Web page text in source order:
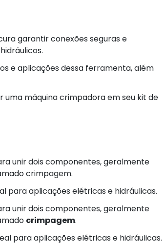
garantir conexões seguras e
e aplicações dessa ferramenta, além
máquina crimpadora em seu kit de
unir dois componentes, geralmente
crimpagem.
para aplicações elétricas e hidráulicas.
unir dois componentes, geralmente
crimpagem.
para aplicações elétricas e hidráulicas.